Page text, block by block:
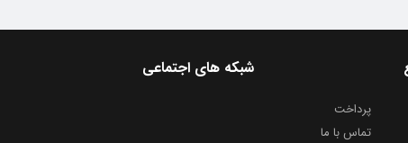
شبکه های اجتماعی
پرداخت
تماس با ما